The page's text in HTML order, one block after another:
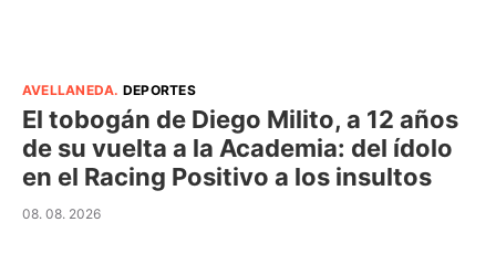
AVELLANEDA. DEPORTES
El tobogán de Diego Milito, a 12 años
de su vuelta a la Academia: del ídolo
en el Racing Positivo a los insultos
08. 08. 2026